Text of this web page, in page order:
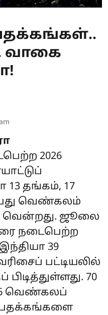
பதக்கங்கள்..
வாகை
2026
13 தங்கம், 17
வெண்கலம்
வென்றது. ஜூலை
நடைபெற்ற
39
பட்டியலில்
70
வெண்கலப்
பதக்கங்களை